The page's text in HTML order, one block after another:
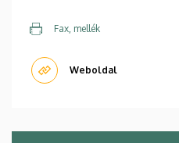
Fax, mellék
Weboldal